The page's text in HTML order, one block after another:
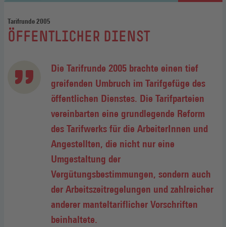
Tarifrunde 2005
:
ÖFFENTLICHER DIENST
Die Tarifrunde 2005 brachte einen tief
greifenden Umbruch im Tarifgefüge des
öffentlichen Dienstes. Die Tarifparteien
vereinbarten eine grundlegende Reform
des Tarifwerks für die ArbeiterInnen und
Angestellten, die nicht nur eine
Umgestaltung der
Vergütungsbestimmungen, sondern auch
der Arbeitszeitregelungen und zahlreicher
anderer manteltariflicher Vorschriften
beinhaltete.